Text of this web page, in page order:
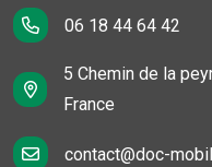
06 18 44 64 42
5 Chemin de la
France
contact@doc-